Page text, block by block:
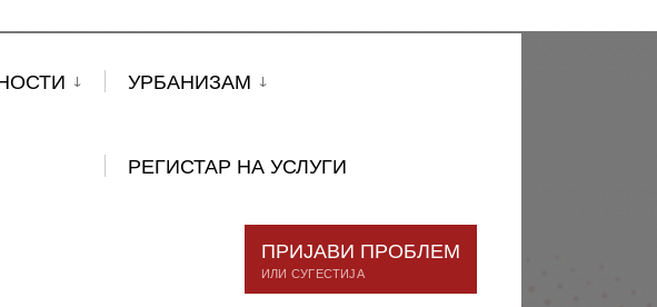
УРБАНИЗАМ
РЕГИСТАР НА УСЛУГИ
ПРИЈАВИ ПРОБЛЕМ
ИЛИ СУГЕСТИЈА